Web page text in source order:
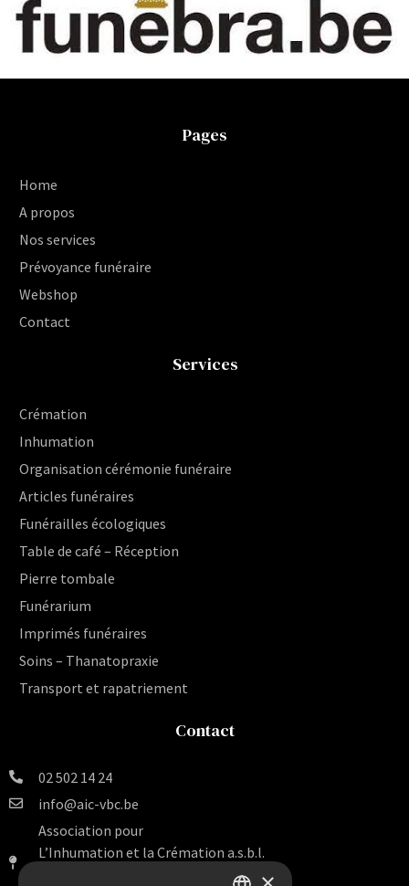
Pages
Home
A propos
Nos services
Prévoyance funéraire
Webshop
Contact
Services
Crémation
Inhumation
Organisation cérémonie funéraire
Articles funéraires
Funérailles écologiques
Table de café – Réception
Pierre tombale
Funérarium
Imprimés funéraires
Soins – Thanatopraxie
Transport et rapatriement
Contact
02 502 14 24
info@aic-vbc.be
Association pour
L’Inhumation et la Crémation a.s.b.l.